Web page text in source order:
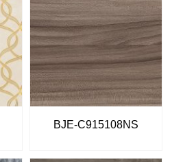
BJE-C915108NS